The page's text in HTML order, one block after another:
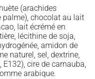
(arachides
palme), chocolat au lait
lait écrémé en
lécithine de soja,
amidon de
naturel, sel, dextrine,
E132), cire de carnauba,
arabique.